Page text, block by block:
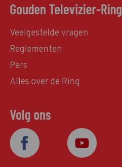
Gouden Televizier-Ring
Veelgestelde vragen
Reglementen
Pers
Alles over de Ring
Volg ons